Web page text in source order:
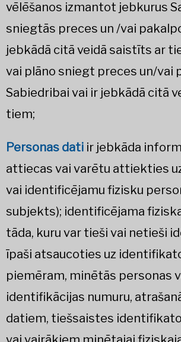
vēlēšanos izmantot jebkurus
sniegtās preces un /vai
jebkādā citā veidā saistīts ar
vai plāno sniegt preces un/vai
Sabiedribai vai ir jebkādā citā
tiem;
Personas dati ir jebkāda
attiecas vai varētu attiekties
vai identificējamu fizisku
subjekts); identificējama
tāda, kuru var tieši vai netieši
īpaši atsaucoties uz
piemēram, minētās personas
identifikācijas numuru,
datiem, tiešsaistes